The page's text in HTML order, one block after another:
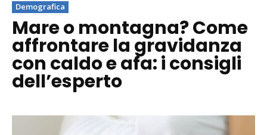
Demografica
Mare o montagna? Come
affrontare la gravidanza
con caldo e afa: i consigli
dell’esperto